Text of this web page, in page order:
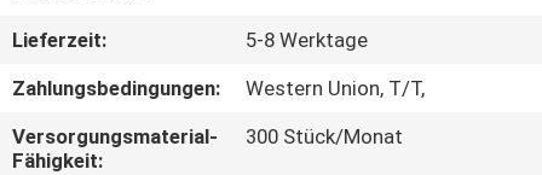
QUALITÄTSKONTROLLE
KONTAKT
Lieferzeit:
5-8 Werktage
Zahlungsbedingungen:
Western Union, T/T,
Versorgungsmaterial-
Fähigkeit:
300 Stück/Monat